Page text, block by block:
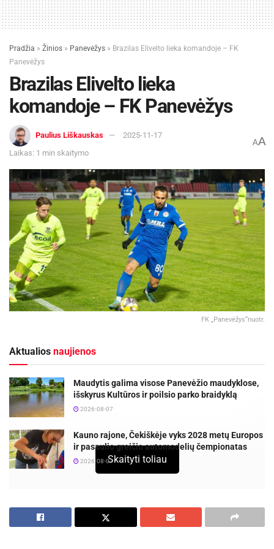
Pradžia » Žinios » Panevėžys » Brazilas Elivelto lieka komandoje – FK
Panevėžys
Brazilas Elivelto lieka
komandoje – FK Panevėžys
Paulius Liškauskas
2025-11-17
Laikas: 1 min skaitymo
AA
FK „Panevėžys“nuotr.
Aktualios naujienos
Maudytis galima visose Panevėžio maudyklose,
išskyrus Kultūros ir poilsio parko braidyklą
2026-08-07
Kauno rajone, Čekiškėje vyks 2028 metų Europos
ir pasaulio greičio automodelių čempionatas
2026-08-07
komplektacijos darbus ir pastarosiomis dienomis pasiekė
Skaityti toliau